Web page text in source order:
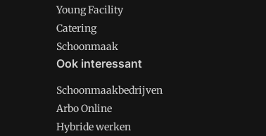
Young Facility
Catering
Schoonmaak
Ook interessant
Schoonmaakbedrijven
Arbo Online
Hybride werken